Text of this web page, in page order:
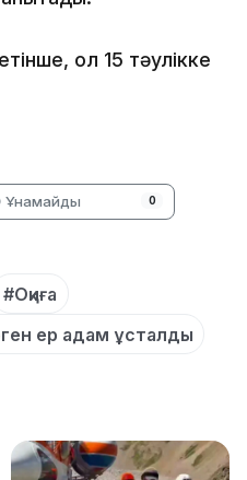
ол 15 тәулікке
Ұнамайды 0
#Оқиға
ер адам ұсталды